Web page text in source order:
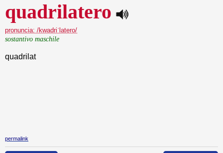
quadrilatero
pronuncia: /kwadriˈlatero/
sostantivo maschile
quadrilat
permalink